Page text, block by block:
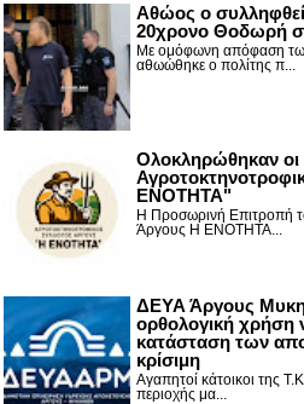
Αθώος ο
20χρονο Θοδωρή
Με ομόφωνη απόφαση
αθωώθηκε ο πολίτης π...
Ολοκληρώθηκαν οι
ΕΝΟΤΗΤΑ"
Η Προσωρινή Επιτροπή
Άργους Η ΕΝΟΤΗΤΑ...
ΔΕΥΑ Άργους
ορθολογική
κατάσταση των
κρίσιμη
Αγαπητοί κάτοικοι της
περιοχής μα...